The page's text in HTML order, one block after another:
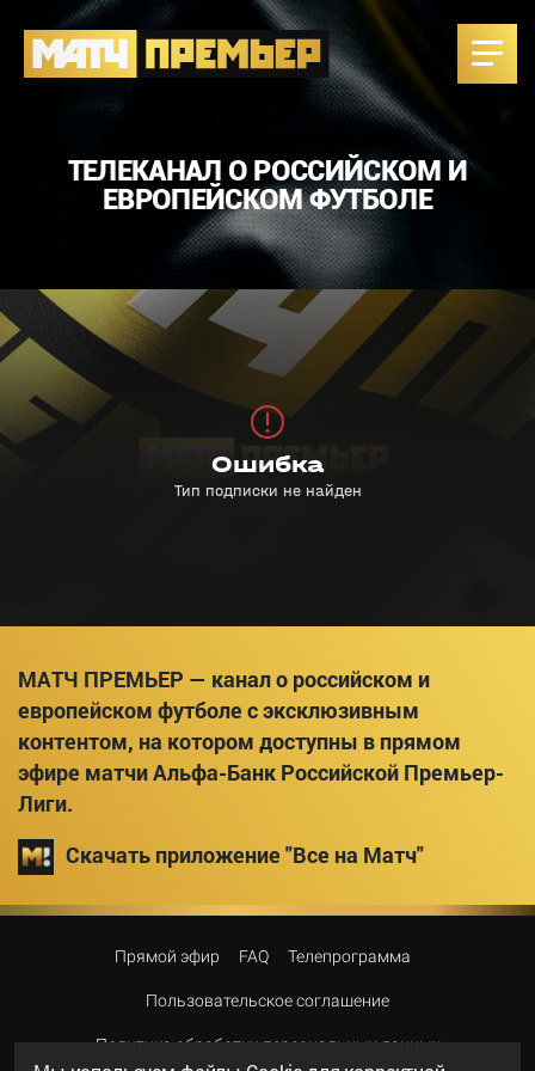
ТЕЛЕКАНАЛ О РОССИЙСКОМ И
ЕВРОПЕЙСКОМ ФУТБОЛЕ
МАТЧ ПРЕМЬЕР — канал о российском и
европейском футболе с эксклюзивным
контентом, на котором доступны в прямом
эфире матчи Альфа-Банк Российской Премьер-
Лиги.
Скачать приложение "Все на Матч"
Прямой эфир FAQ Телепрограмма
Пользовательское соглашение
Политика обработки персональных данных